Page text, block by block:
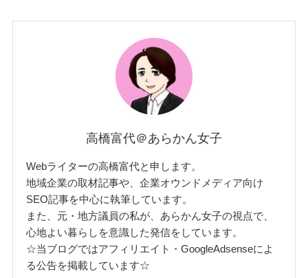
高橋富代＠あらかん女子
Webライターの高橋富代と申します。
地域企業の取材記事や、企業オウンドメディア向け
SEO記事を中心に執筆しています。
また、元・地方議員の私が、あらかん女子の視点で、
心地よい暮らしを意識した発信をしています。
☆当ブログではアフィリエイト・GoogleAdsenseによ
る公告を掲載しています☆